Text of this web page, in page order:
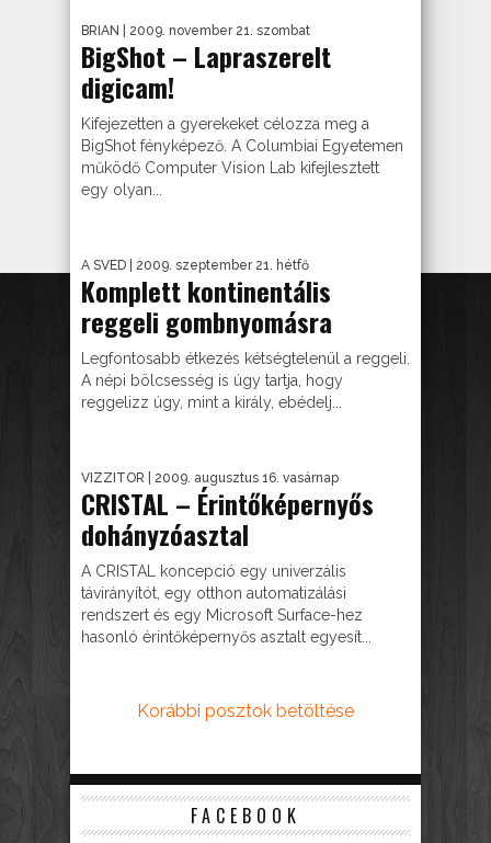
BRIAN | 2009. november 21. szombat
BigShot – Lapraszerelt
digicam!
Kifejezetten a gyerekeket célozza meg a
BigShot fényképező. A Columbiai Egyetemen
működő Computer Vision Lab kifejlesztett
egy olyan...
A SVED | 2009. szeptember 21. hétfő
Komplett kontinentális
reggeli gombnyomásra
Legfontosabb étkezés kétségtelenül a reggeli.
A népi bölcsesség is úgy tartja, hogy
reggelizz úgy, mint a király, ebédelj...
VIZZITOR | 2009. augusztus 16. vasárnap
CRISTAL – Érintőképernyős
dohányzóasztal
A CRISTAL koncepció egy univerzális
távirányítót, egy otthon automatizálási
rendszert és egy Microsoft Surface-hez
hasonló érintőképernyős asztalt egyesít...
Korábbi posztok betöltése
FACEBOOK